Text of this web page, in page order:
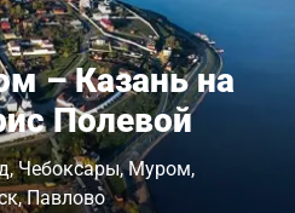
– Казань на
Полевой
Чебоксары Муром
Павлово